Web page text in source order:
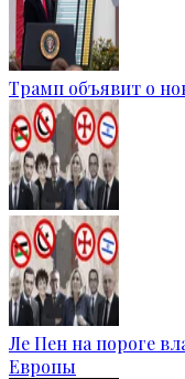
Трамп объявит о
Ле Пен на пороге
Европы